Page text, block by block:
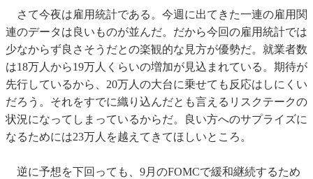
さて今夜は雇用統計である。今週に出てきた一連の雇用関
連のデータは良いものが並んだ。だから今回の雇用統計では
少なからず良さそうだとの楽観的な見方が優勢だ。就業者数
は18万人から19万人くらいの増加が見込まれている。期待が
先行しているから、20万人の大台に乗せても反応はしにくい
だろう。それをすでに織り込んだとも言えるリスクテークの
状況になってしまっているからだ。良い方へのサプライズに
なるためには23万人を越えてきてほしいところ。
逆に予想を下回っても、9月のFOMCで緩和継続するため